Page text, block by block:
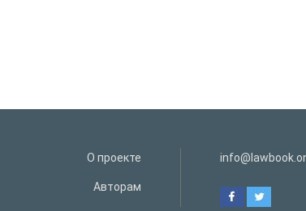
О проекте
Авторам